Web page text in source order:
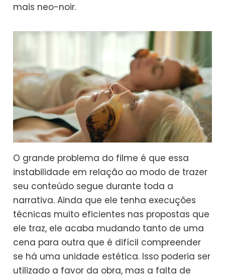
mais neo-noir.
O grande problema do filme é que essa
instabilidade em relação ao modo de trazer
seu conteúdo segue durante toda a
narrativa. Ainda que ele tenha execuções
técnicas muito eficientes nas propostas que
ele traz, ele acaba mudando tanto de uma
cena para outra que é difícil compreender
se há uma unidade estética. Isso poderia ser
utilizado a favor da obra, mas a falta de